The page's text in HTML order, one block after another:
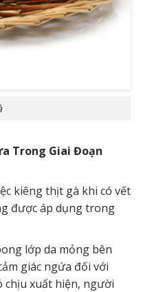
Trong Giai Đoạn
kiêng thịt gà khi có vết
được áp dụng trong
lớp da mỏng bên
giác ngứa đối với
chịu xuất hiện, người